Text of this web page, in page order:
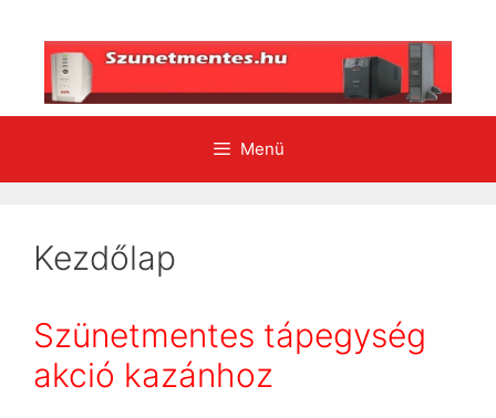
tartalomba
Menü
Kezdőlap
Szünetmentes tápegység
akció kazánhoz